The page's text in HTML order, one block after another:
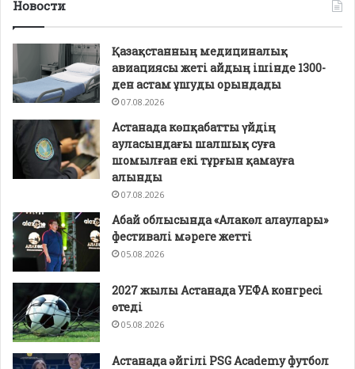
Новости
Қазақстанның медициналық
авиациясы жеті айдың ішінде 1300-
ден астам ұшуды орындады
07.08.2026
Астанада көпқабатты үйдің
ауласындағы шалшық суға
шомылған екі тұрғын қамауға
алынды
07.08.2026
Абай облысында «Алакөл алаулары»
фестивалі мәреге жетті
05.08.2026
2027 жылы Астанада УЕФА конгресі
өтеді
05.08.2026
Астанада әйгілі PSG Academy футбол